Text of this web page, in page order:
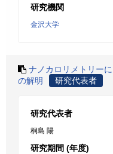
研究機関
金沢大学
ナノカロリメトリー
の解明
研究代表者
研究代表者
桐島 陽
研究期間 (年度)